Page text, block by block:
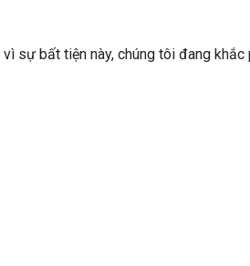
sự bất tiện này, chúng tôi đang